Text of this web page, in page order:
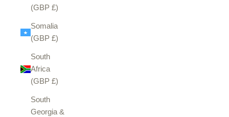
(GBP £)
Somalia
(GBP £)
South
Africa
(GBP £)
South
Georgia &